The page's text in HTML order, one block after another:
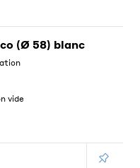
(Ø 58) blanc
vide